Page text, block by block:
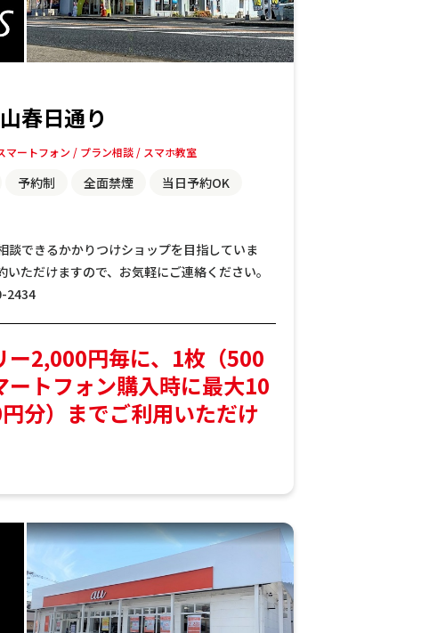
春日通り
マートフォン プラン相談 スマホ教室
予約制 全面禁煙
当日予約OK
談できるかかりつけショップを目指していま
ただけますので、お気軽にご連絡ください。
2434
ー2,000円毎に、1枚（500
ートフォン購入時に最大10
分）までご利用いただけ